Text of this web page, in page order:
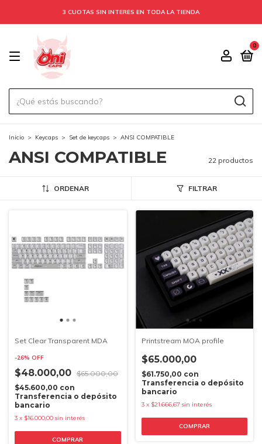
3 CUOTAS SIN INTERES EN TODA LA TIENDA
0
Inicio > Keycaps > Set de keycaps > ANSI COMPATIBLE
ANSI COMPATIBLE 22 productos
ORDENAR FILTRAR
Set Clear Transparent MDA
-26% OFF
$48.000,00 $65.000,00
$45.600,00 con
Transferencia o depósito
bancario
3 x $16.000,00 sin interés
COMPRAR
Printstream MOA profile
$65.000,00
$61.750,00 con
Transferencia o depósito
bancario
3 x $21.666,67 sin interés